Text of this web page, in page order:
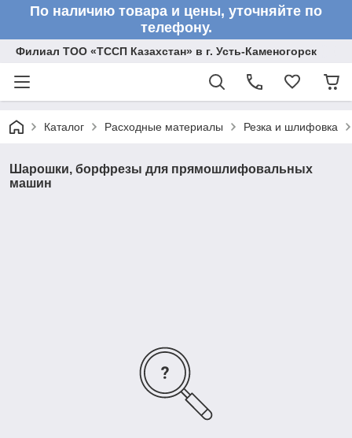
По наличию товара и цены, уточняйте по
телефону.
Филиал ТОО «ТССП Казахстан» в г. Усть-Каменогорск
Каталог Расходные материалы Резка и шлифовка
Шарошки, борфрезы для прямошлифовальных
машин